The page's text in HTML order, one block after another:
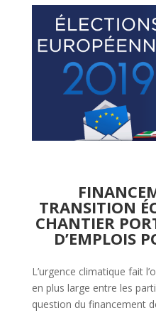
TRANSITION
CHANTIER
D’EMPLOIS
L’urgence climatique fait
en plus large entre les
question du financement